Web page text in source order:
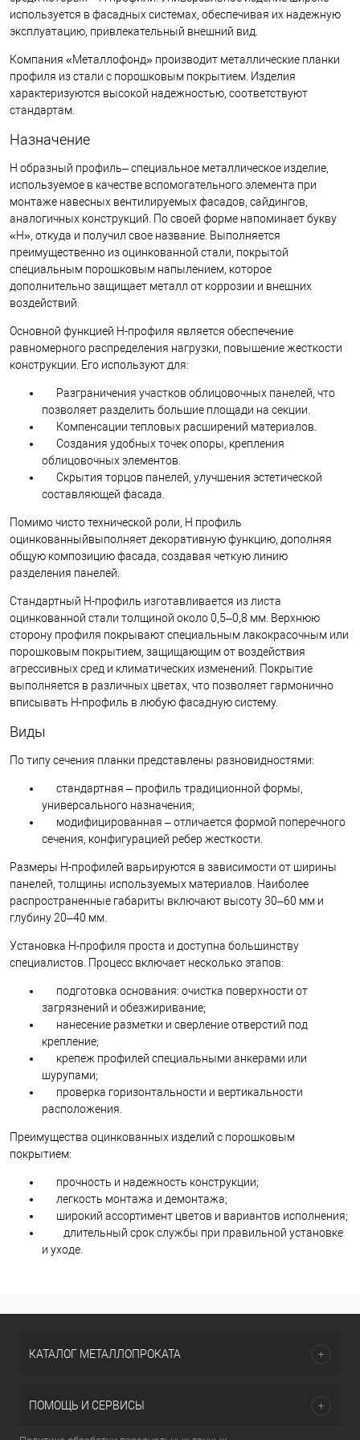
используется в фасадных системах, обеспечивая их надежную
эксплуатацию, привлекательный внешний вид.
Компания «Металлофонд» производит металлические планки
профиля из стали с порошковым покрытием. Изделия
характеризуются высокой надежностью, соответствуют
стандартам.
Назначение
Н образный профиль– специальное металлическое изделие,
используемое в качестве вспомогательного элемента при
монтаже навесных вентилируемых фасадов, сайдингов,
аналогичных конструкций. По своей форме напоминает букву
«H», откуда и получил свое название. Выполняется
преимущественно из оцинкованной стали, покрытой
специальным порошковым напылением, которое
дополнительно защищает металл от коррозии и внешних
воздействий.
Основной функцией Н-профиля является обеспечение
равномерного распределения нагрузки, повышение жесткости
конструкции. Его используют для:
Разграничения участков облицовочных панелей, что
позволяет разделить большие площади на секции.
Компенсации тепловых расширений материалов.
Создания удобных точек опоры, крепления
облицовочных элементов.
Скрытия торцов панелей, улучшения эстетической
составляющей фасада.
Помимо чисто технической роли, Н профиль
оцинкованныйвыполняет декоративную функцию, дополняя
общую композицию фасада, создавая четкую линию
разделения панелей.
Стандартный Н-профиль изготавливается из листа
оцинкованной стали толщиной около 0,5–0,8 мм. Верхнюю
сторону профиля покрывают специальным лакокрасочным или
порошковым покрытием, защищающим от воздействия
агрессивных сред и климатических изменений. Покрытие
выполняется в различных цветах, что позволяет гармонично
вписывать Н-профиль в любую фасадную систему.
Виды
По типу сечения планки представлены разновидностями:
стандартная – профиль традиционной формы,
универсального назначения;
модифицированная – отличается формой поперечного
сечения, конфигурацией ребер жесткости.
Размеры Н-профилей варьируются в зависимости от ширины
панелей, толщины используемых материалов. Наиболее
распространенные габариты включают высоту 30–60 мм и
глубину 20–40 мм.
Установка Н-профиля проста и доступна большинству
специалистов. Процесс включает несколько этапов:
подготовка основания: очистка поверхности от
загрязнений и обезжиривание;
нанесение разметки и сверление отверстий под
крепление;
крепеж профилей специальными анкерами или
шурупами;
проверка горизонтальности и вертикальности
расположения.
Преимущества оцинкованных изделий с порошковым
покрытием:
прочность и надежность конструкции;
легкость монтажа и демонтажа;
широкий ассортимент цветов и вариантов исполнения;
длительный срок службы при правильной установке
и уходе.
КАТАЛОГ МЕТАЛЛОПРОКАТА
ПОМОЩЬ И СЕРВИСЫ